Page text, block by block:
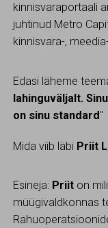
kinnisvaraportaali
juhtinud Metro
kinnisvara-,
Edasi läheme
lahinguväljalt.
on sinu standard "
Mida viib läbi Priit
Esineja: Priit on
müügivaldkonnas